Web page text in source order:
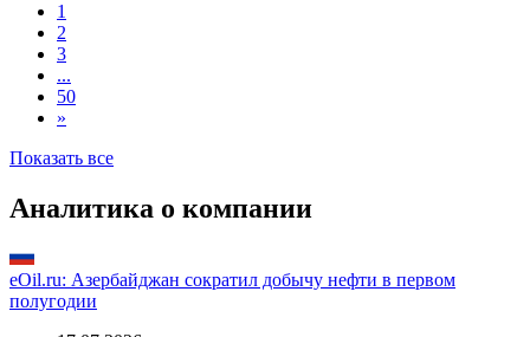
1
2
3
...
50
»
Показать все
Аналитика о компании
eOil.ru: Азербайджан сократил добычу нефти в первом
полугодии